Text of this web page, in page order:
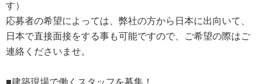
す）
応募者の希望によっては、弊社の方から日本に出向いて、
日本で直接面接をする事も可能ですので、ご希望の際はご
連絡くださいませ。
■建築現場で働くスタッフを募集！